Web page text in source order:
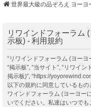
世界最大級の品ぞろえ ヨーヨ
リワインドフォーラム
示板) - 利用規約
“リワインドフォーラム (ヨーヨ
“掲示板”, “当サイト”, “リワイ
掲示板)”, “https://
以下の規約に同意しているも
ワインドフォーラム (ヨーヨー
いでください。私達はいつで